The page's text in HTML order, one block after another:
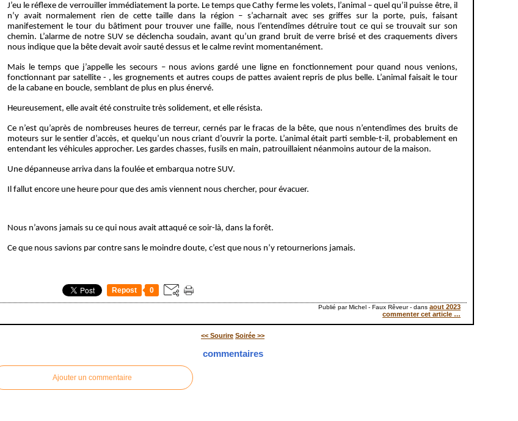
J’eu le réflexe de verrouiller immédiatement la porte. Le temps que Cathy ferme les volets, l’animal – quel qu’il puisse être, il
n’y avait normalement rien de cette taille dans la région – s’acharnait avec ses griffes sur la porte, puis, faisant
manifestement le tour du bâtiment pour trouver une faille, nous l’entendîmes détruire tout ce qui se trouvait sur son
chemin. L’alarme de notre SUV se déclencha soudain, avant qu’un grand bruit de verre brisé et des craquements divers
nous indique que la bête devait avoir sauté dessus et le calme revint momentanément.
Mais le temps que j’appelle les secours – nous avions gardé une ligne en fonctionnement pour quand nous venions,
fonctionnant par satellite - , les grognements et autres coups de pattes avaient repris de plus belle. L’animal faisait le tour
de la cabane en boucle, semblant de plus en plus énervé.
Heureusement, elle avait été construite très solidement, et elle résista.
Ce n’est qu’après de nombreuses heures de terreur, cernés par le fracas de la bête, que nous n’entendîmes des bruits de
moteurs sur le sentier d’accès, et quelqu’un nous criant d’ouvrir la porte. L’animal était parti semble-t-il, probablement en
entendant les véhicules approcher. Les gardes chasses, fusils en main, patrouillaient néanmoins autour de la maison.
Une dépanneuse arriva dans la foulée et embarqua notre SUV.
Il fallut encore une heure pour que des amis viennent nous chercher, pour évacuer.
Nous n’avons jamais su ce qui nous avait attaqué ce soir-là, dans la forêt.
Ce que nous savions par contre sans le moindre doute, c’est que nous n’y retournerions jamais.
Repost 0
Publié par Michel - Faux Rêveur - dans aout 2023
commenter cet article …
<< Sourire Soirée >>
commentaires
Ajouter un commentaire